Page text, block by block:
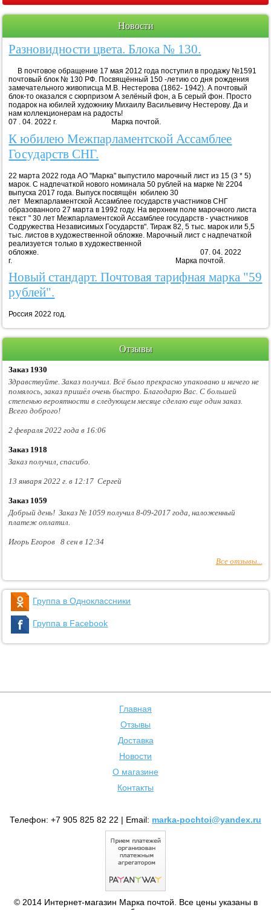
Новости
Разновидности цвета. Блока № 130.
В почтовое обращение 17 мая 2012 года поступил в продажу №1591
почтовый блок № 130 РФ. Посвящённый 150 -летию со дня рождения
замечательного живописца М.В. Нестерова (1862- 1942). А почтовый
блок-то оказался с сюрпризом А зелёный фон, а Б серый фон. Просто
подарок на юбилей художнику Михаилу Васильевичу Нестерову. Да и
нам коллекционерам на радость!
07 . 04. 2022 г. Марка почтой.
К юбилею Межпарламентской Ассамблее
Государств СНГ.
22 марта 2022 года АО "Марка" выпустило марочный лист из 15 (3 * 5)
марок. С надпечаткой нового номинала 50 рублей на марке № 2204
выпуска 2017 года. Выпуск посвящён юбилею 30
лет Межпарламентской Ассамблее государств участников СНГ
образованного 27 марта в 1992 году. На верхнем поле марочного листа
текст " 30 лет Межпарламентской Ассамблее государств - участников
Содружества Независимых Государств". Тираж 82, 5 тыс. марок или 5,5
тыс. листов в художественной обложке. Марочный лист с надпечаткой
реализуется только в художественной
обложке. 07. 04. 2022
г. Марка почтой.
Новый стандарт. Почтовая тарифная марка "59
рублей".
Россия 2022 год.
Отзывы
Заказ 1930
Здравствуйте. Заказ получил. Всё было прекрасно упаковано и ничего не
помялось, заказ пришёл очень быстро. Благодарю Вас. С большей
степенью вероятности в следующем месяце сделаю еще один заказ.
Всего доброго!
2 февраля 2022 года в 16:06
Заказ 1918
Заказ получил, спасибо.
13 января 2022 г. в 12:17 Сергей
Заказ 1059
Добрый день! Заказ № 1059 получил 8-09-2017 года, наложенный
платеж оплатил.
Игорь Егоров 8 сен в 12:34
Все отзывы...
Группа в Одноклассники
Группа в Facebook
Главная
Отзывы
Доставка
Новости
О магазине
Контакты
Телефон: +7 905 825 82 22 | Email: marka-pochtoi@yandex.ru
© 2014 Интернет-магазин Марка почтой. Все цены указаны в